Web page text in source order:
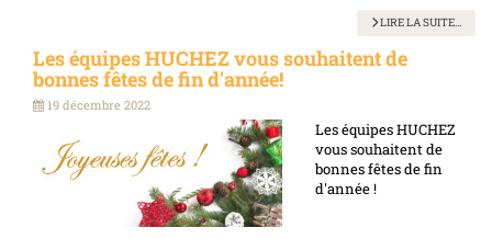
LIRE LA SUITE...
Les équipes HUCHEZ vous souhaitent de
bonnes fêtes de fin d'année!
19 décembre 2022
Les équipes HUCHEZ
vous souhaitent de
bonnes fêtes de fin
d'année !